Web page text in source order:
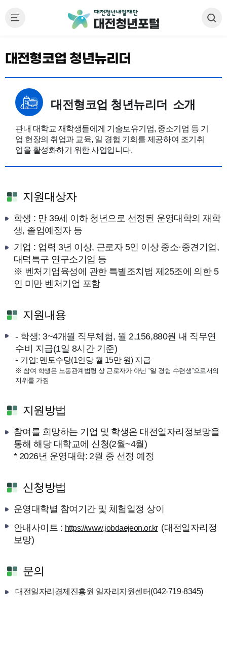
대전형코업 청년뉴리더
대전형코업 청년뉴리더 소개
관내 대학교 재학생들에게 기술보유기업, 중소기업 등 기
업 현장의 취업과 교육, 일 경험 기회를 제공하여 조기취
업을 활성화하기 위한 사업입니다.
지원대상자
학생 : 만 39세 이하 청년으로 선정된 운영대학의 재학
생, 졸업예정자 등
기업 : 업력 3년 이상, 근로자 5인 이상 중소·중견기업,
대덕특구 연구소기업 등
※ 벤처기업육성에 관한 특별조치법 제25조에 의한 5
인 미만 벤처기업 포함
지원내용
- 학생: 3~4개월 직무체험, 월 2,156,880원 내 직무연
수비 지급(1일 8시간 기준)
- 기업: 멘토수당(1인당 월 15만 원) 지급
※ 참여 학생은 노동관계법령 상 근로자가 아닌 “일 경험 수련생”으로서의
지위를 가짐
지원방법
참여를 희망하는 기업 및 학생은 대전일자리정보망을
통해 해당 대학교에 신청(2월~4월)
* 2026년 운영대학: 2월 중 선정 예정
신청방법
운영대학별 참여기간 및 체험일정 상이
안내사이트 : https://www.jobdaejeon.or.kr (대전일자리정
보망)
문의
대전일자리경제진흥원 일자리지원센터(042-719-8345)